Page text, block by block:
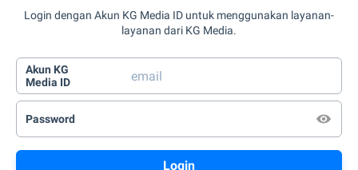
Login dengan Akun KG Media ID untuk menggunakan layanan-
layanan dari KG Media.
Akun KG
Media ID
Password